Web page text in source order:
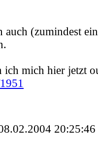
auch (zumindest
ich mich hier jetzt
20:25:46